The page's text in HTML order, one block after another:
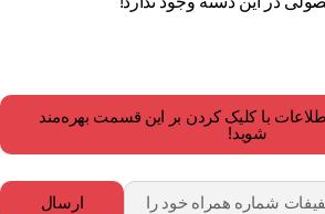
اطلاعات با کلیک کردن بر این قسمت بهره‌مند
شوید!
ارسال